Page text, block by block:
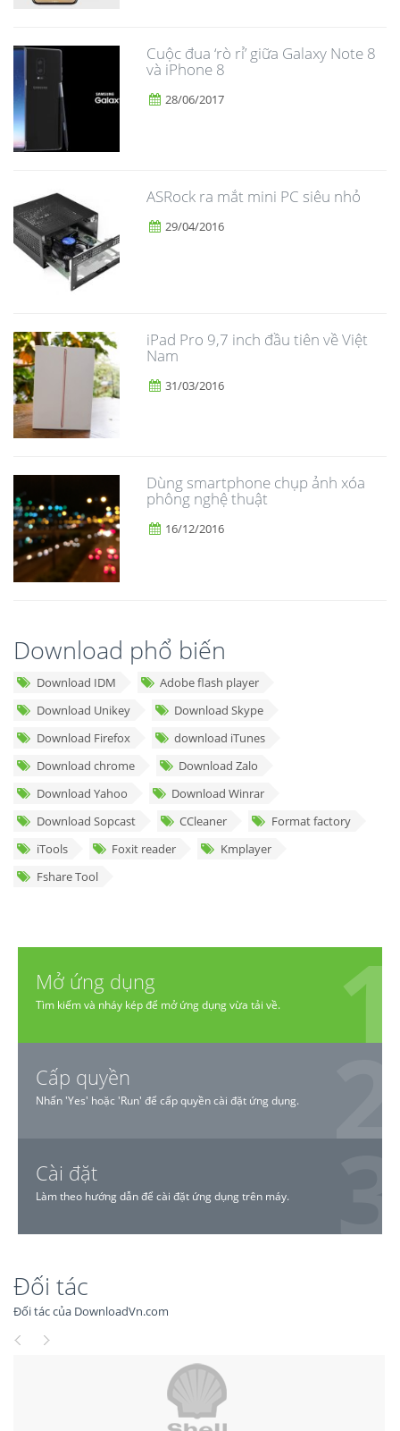
​Cuộc đua ‘rò rỉ’ giữa Galaxy Note 8
và iPhone 8
28/06/2017
ASRock ra mắt mini PC siêu nhỏ
29/04/2016
iPad Pro 9,7 inch đầu tiên về Việt
Nam
31/03/2016
Dùng smartphone chụp ảnh xóa
phông nghệ thuật
16/12/2016
Download phổ biến
Download IDM
Adobe flash player
Download Unikey
Download Skype
Download Firefox
download iTunes
Download chrome
Download Zalo
Download Yahoo
Download Winrar
Download Sopcast
CCleaner
Format factory
iTools
Foxit reader
Kmplayer
Fshare Tool
Mở ứng dụng
Tìm kiếm và nháy kép để mở ứng dụng vừa tải về.
Cấp quyền
Nhấn 'Yes' hoặc 'Run' để cấp quyền cài đặt ứng dụng.
Cài đặt
Làm theo hướng dẫn để cài đặt ứng dụng trên máy.
Đối tác
Đối tác của DownloadVn.com